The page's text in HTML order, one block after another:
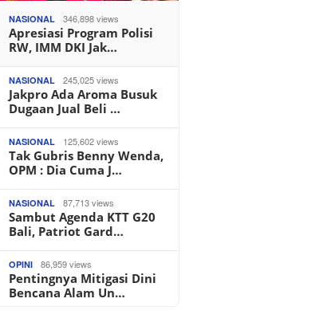
NASIONAL 346,898 views
Apresiasi Program Polisi
RW, IMM DKI Jak…
NASIONAL 245,025 views
Jakpro Ada Aroma Busuk
Dugaan Jual Beli …
NASIONAL 125,602 views
Tak Gubris Benny Wenda,
OPM : Dia Cuma J…
NASIONAL 87,713 views
Sambut Agenda KTT G20
Bali, Patriot Gard…
OPINI 86,959 views
Pentingnya Mitigasi Dini
Bencana Alam Un…